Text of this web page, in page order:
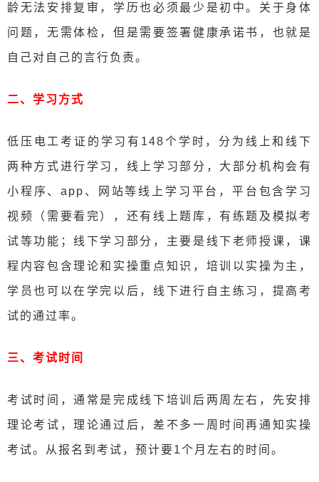
龄无法安排复审，学历也必须最少是初中。关于身体
问题，无需体检，但是需要签署健康承诺书，也就是
自己对自己的言行负责。
二、学习方式
低压电工考证的学习有148个学时，分为线上和线下
两种方式进行学习，线上学习部分，大部分机构会有
小程序、app、 网站等线上学习平台，平台包含学习
视频（需要看完），还有线上题库，有练题及模拟考
试等功能；线下学习部分，主要是线下老师授课，课
程内容包含理论和实操重点知识，培训以实操为主，
学员也可以在学完以后，线下进行自主练习，提高考
试的通过率。
三、考试时间
考试时间，通常是完成线下培训后两周左右，先安排
理论考试，理论通过后，差不多一周时间再通知实操
考试。从报名到考试，预计要1个月左右的时间。